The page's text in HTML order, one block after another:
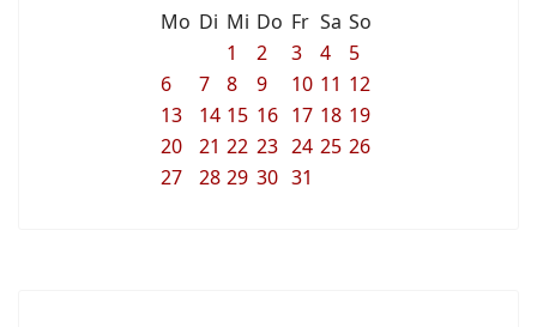
Mo Di Mi Do Fr Sa So
1
2 3 4
5
6
7 8 9 10 11 12
13
14 15 16 17 18 19
20
21 22 23 24 25 26
27
28 29 30 31